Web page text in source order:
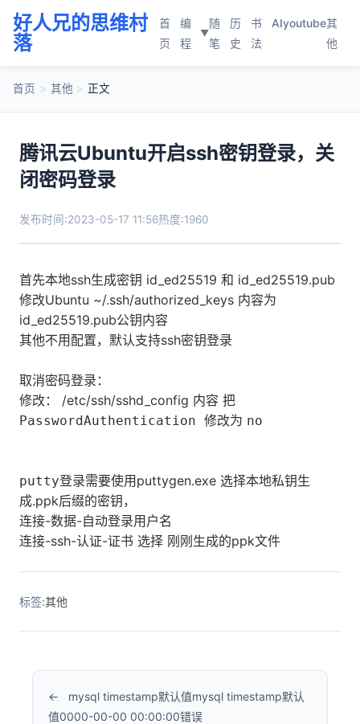
好人兄的思维村
落
首
页
编
程
▼
随
笔
历
史
书
法
AIyoutube其
他
首页 > 其他 > 正文
腾讯云Ubuntu开启ssh密钥登录，关
闭密码登录
发布时间:2023-05-17 11:56热度:1960
首先本地ssh生成密钥 id_ed25519 和 id_ed25519.pub
修改Ubuntu ~/.ssh/authorized_keys 内容为
id_ed25519.pub公钥内容
其他不用配置，默认支持ssh密钥登录
取消密码登录：
修改： /etc/ssh/sshd_config 内容 把
PasswordAuthentication 修改为 no
putty登录需要使用 puttygen.exe 选择本地私钥生
成.ppk后缀的密钥，
连接-数据-自动登录用户名
连接-ssh-认证-证书 选择 刚刚生成的ppk文件
标签:其他
mysql timestamp默认值mysql timestamp默认
值0000-00-00 00:00:00错误